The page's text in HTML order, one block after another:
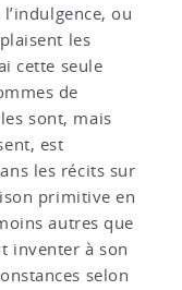
ou
les
cette seule
de
sont, mais
est
les récits sur
primitive en
autres que
inventer à son
selon